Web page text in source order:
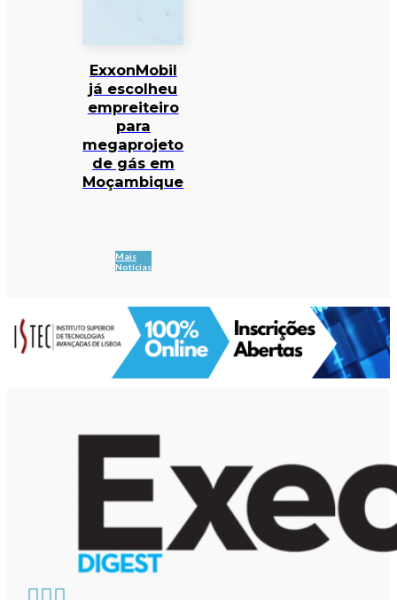
ExxonMobil
já escolheu
empreiteiro
para
megaprojeto
de gás em
Moçambique
Mais
Notícias